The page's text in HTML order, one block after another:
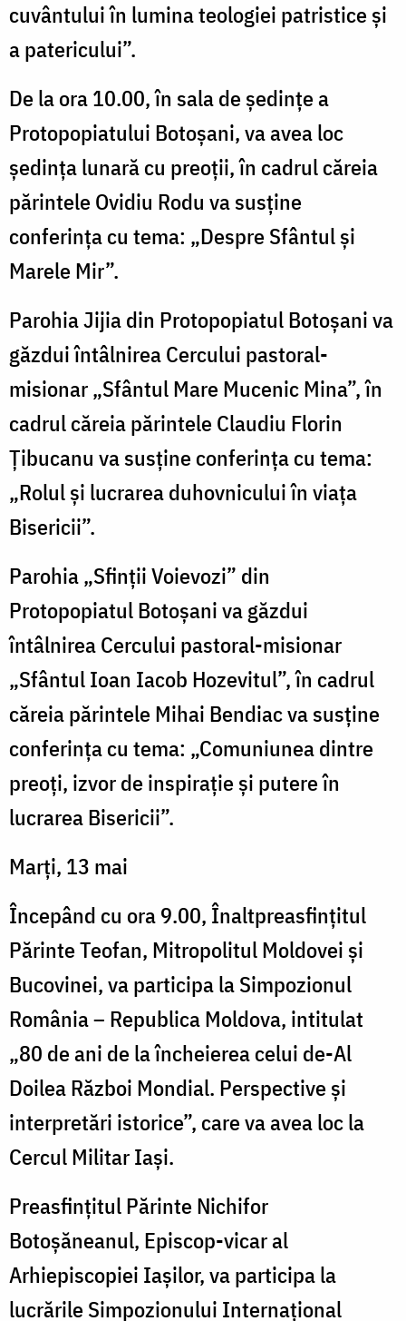
cuvântului în lumina teologiei patristice și
a patericului”.
De la ora 10.00, în sala de ședințe a
Protopopiatului Botoșani, va avea loc
ședința lunară cu preoții, în cadrul căreia
părintele Ovidiu Rodu va susține
conferința cu tema: „Despre Sfântul și
Marele Mir”.
Parohia Jijia din Protopopiatul Botoșani va
găzdui întâlnirea Cercului pastoral-
misionar „Sfântul Mare Mucenic Mina”, în
cadrul căreia părintele Claudiu Florin
Țibucanu va susține conferința cu tema:
„Rolul și lucrarea duhovnicului în viața
Bisericii”.
Parohia „Sfinții Voievozi” din
Protopopiatul Botoșani va găzdui
întâlnirea Cercului pastoral-misionar
„Sfântul Ioan Iacob Hozevitul”, în cadrul
căreia părintele Mihai Bendiac va susține
conferința cu tema: „Comuniunea dintre
preoți, izvor de inspirație și putere în
lucrarea Bisericii”.
Marţi, 13 mai
Începând cu ora 9.00, Înaltpreasfințitul
Părinte Teofan, Mitropolitul Moldovei și
Bucovinei, va participa la Simpozionul
România – Republica Moldova, intitulat
„80 de ani de la încheierea celui de-Al
Doilea Război Mondial. Perspective și
interpretări istorice”, care va avea loc la
Cercul Militar Iași.
Preasfințitul Părinte Nichifor
Botoșăneanul, Episcop-vicar al
Arhiepiscopiei Iașilor, va participa la
lucrările Simpozionului Internațional